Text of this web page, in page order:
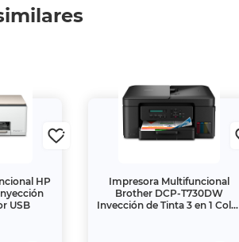
HP
USB
Impresora Multifuncional
Brother DCP-T730DW
Inyección de Tinta 3 en 1 Color